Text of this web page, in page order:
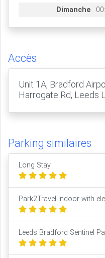
Dimanche
Accès
Unit 1A, Bradford
Harrogate Rd, Leeds
Parking similaires
Long Stay
Park2Travel Indoor with
Leeds Bradford Sentinel